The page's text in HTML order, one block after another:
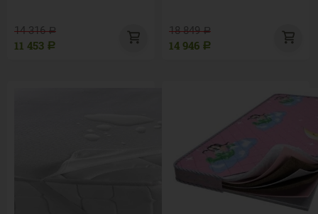
14 316 Р
11 453 Р
18 849 Р
14 946 Р